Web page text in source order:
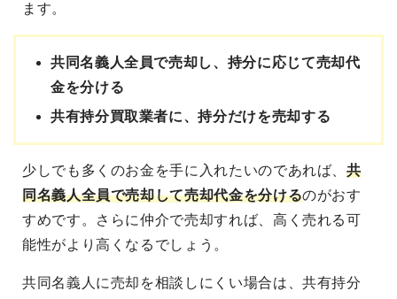
ます。
共同名義人全員で売却し、持分に応じて売却代
金を分ける
共有持分買取業者に、持分だけを売却する
少しでも多くのお金を手に入れたいのであれば、共
同名義人全員で売却して売却代金を分けるのがおす
すめです。さらに仲介で売却すれば、高く売れる可
能性がより高くなるでしょう。
共同名義人に売却を相談しにくい場合は、共有持分